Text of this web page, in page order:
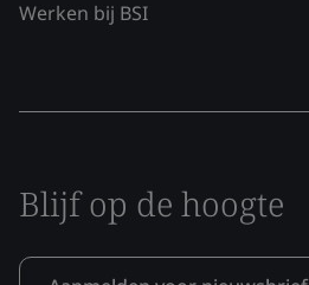
Werken bij BSI
Blijf op de hoogte